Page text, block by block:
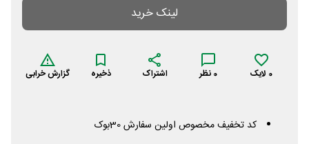
لینک خرید
0 لایک 0 نظر اشتراک ذخیره گزارش خرابی
کد تخفیف مخصوص اولین سفارش 30بوک